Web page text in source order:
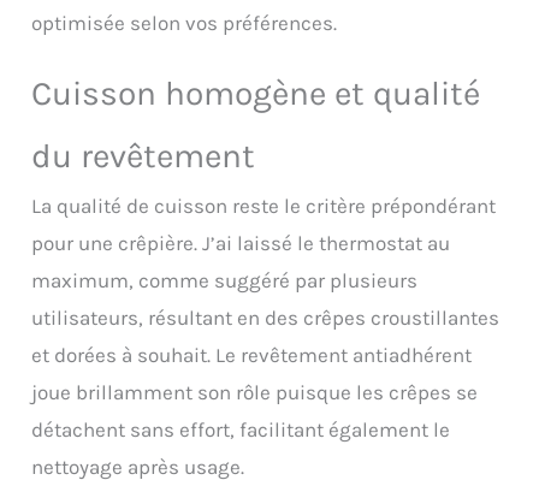
optimisée selon vos préférences.
Cuisson homogène et qualité
du revêtement
La qualité de cuisson reste le critère prépondérant
pour une crêpière. J’ai laissé le thermostat au
maximum, comme suggéré par plusieurs
utilisateurs, résultant en des crêpes croustillantes
et dorées à souhait. Le revêtement antiadhérent
joue brillamment son rôle puisque les crêpes se
détachent sans effort, facilitant également le
nettoyage après usage.